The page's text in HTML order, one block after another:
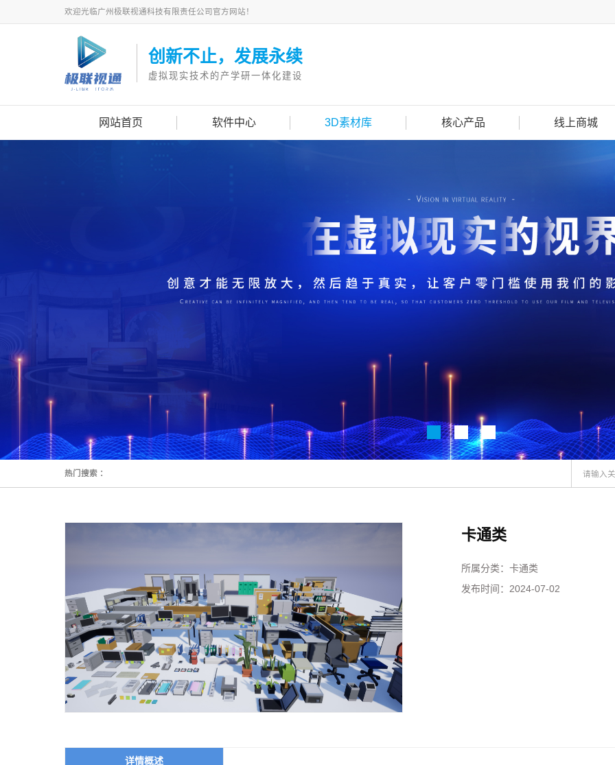
欢迎光临广州极联视通科技有限责任公司官方网站！
创新不止，发展永续
虚拟现实技术的产学研一体化建设
网站首页 软件中心 3D素材库 核心产品 线上商城
热门搜索 ：
卡通类
所属分类： 卡通类
发布时间： 2024-07-02
详情概述